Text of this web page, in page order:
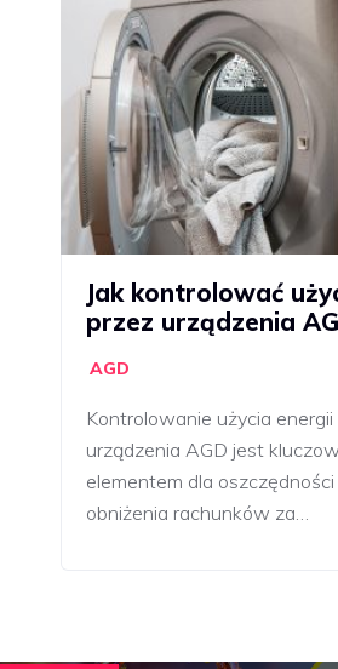
Jak kontrolować
przez urządzenia
AGD
Kontrolowanie użycia energii
urządzenia AGD jest
elementem dla oszczędności
obniżenia rachunków za…